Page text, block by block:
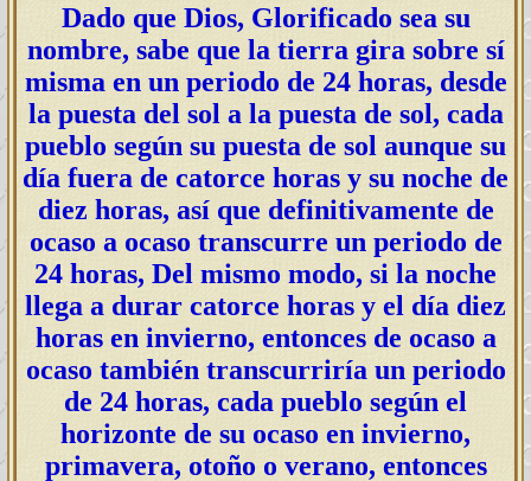
Dado que Dios, Glorificado sea su
nombre, sabe que la tierra gira sobre sí
misma en un periodo de 24 horas, desde
la puesta del sol a la puesta de sol, cada
pueblo según su puesta de sol aunque su
día fuera de catorce horas y su noche de
diez horas, así que definitivamente de
ocaso a ocaso transcurre un periodo de
24 horas, Del mismo modo, si la noche
llega a durar catorce horas y el día diez
horas en invierno, entonces de ocaso a
ocaso también transcurriría un periodo
de 24 horas, cada pueblo según el
horizonte de su ocaso en invierno,
primavera, otoño o verano, entonces